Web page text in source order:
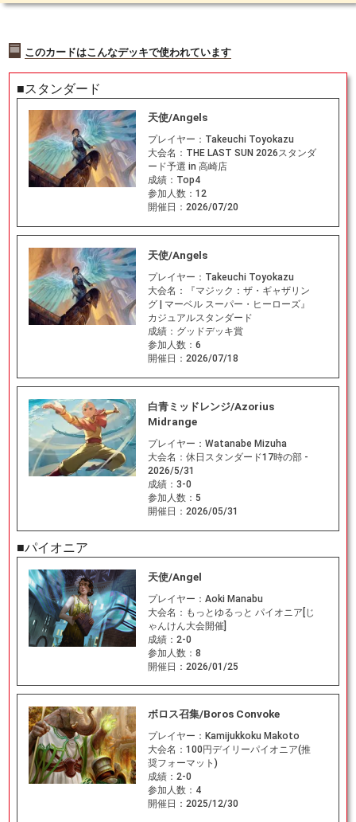
このカードはこんなデッキで使われています
■スタンダード
天使/Angels
プレイヤー： Takeuchi Toyokazu
大会名： THE LAST SUN 2026スタンダ
ード予選 in 高崎店
成績： Top4
参加人数： 12
開催日： 2026/07/20
天使/Angels
プレイヤー： Takeuchi Toyokazu
大会名：
『マジック：ザ・ギャザリン
グ | マーベル スーパー・ヒーローズ』
カジュアルスタンダード
成績： グッドデッキ賞
参加人数： 6
開催日： 2026/07/18
白青ミッドレンジ/Azorius
Midrange
プレイヤー： Watanabe Mizuha
大会名： 休日スタンダード17時の部 -
2026/5/31
成績： 3-0
参加人数： 5
開催日： 2026/05/31
■パイオニア
天使/Angel
プレイヤー： Aoki Manabu
大会名： もっとゆるっと パイオニア[じ
ゃんけん大会開催]
成績： 2-0
参加人数： 8
開催日： 2026/01/25
ボロス召集/Boros Convoke
プレイヤー： Kamijukkoku Makoto
大会名： 100円デイリーパイオニア(推
奨フォーマット)
成績： 2-0
参加人数： 4
開催日： 2025/12/30